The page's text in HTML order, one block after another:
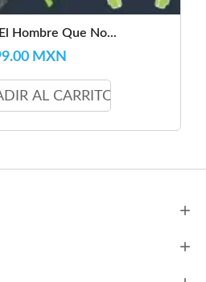
Hombre Que No...
MXN
AL CARRITO